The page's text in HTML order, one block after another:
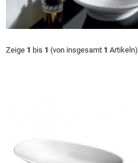
Zeige 1 bis 1 (von insgesamt 1 Artikeln)